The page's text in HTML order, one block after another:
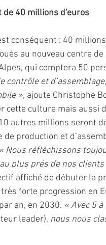
de 40 millions d'euros
conséquent : 40
au nouveau centre
qui comptera 50
contrôle et
», ajoute Christophe
cette culture mais aussi
autres millions seront
de production et
« Nous réfléchissons
plus prés de nos clients
affiché de débuter la
forte progression en
an, en 2030. « Avec 5
leader), nous nous